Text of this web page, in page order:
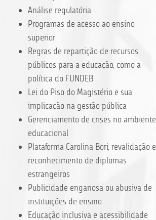
Análise regulatória
Programas de acesso ao ensino
superior
Regras de repartição de recursos
públicos para a educação, como a
política do FUNDEB
Lei do Piso do Magistério e sua
implicação na gestão pública
Gerenciamento de crises no ambiente
educacional
Plataforma Carolina Bori, revalidação e
reconhecimento de diplomas
estrangeiros
Publicidade enganosa ou abusiva de
instituições de ensino
Educação inclusiva e acessibilidade